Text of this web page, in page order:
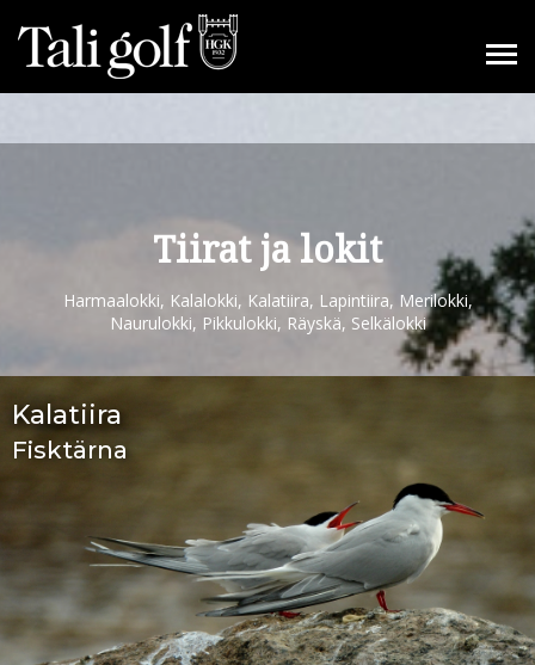
Tiirat ja lokit
Harmaalokki, Kalalokki, Kalatiira, Lapintiira, Merilokki,
Naurulokki, Pikkulokki, Räyskä, Selkälokki
Kalatiira
Fisktärna